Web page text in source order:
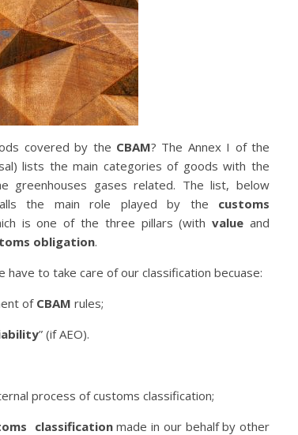
covered by the CBAM? The Annex I of the
lists the main categories of goods with the
greenhouses gases related. The list, below
the main role played by the customs
is one of the three pillars (with value and
obligation.
have to take care of our classification becuase:
ofCBAM rules;
” (if AEO).
process of customs classification;
classificationmade in our behalf by other